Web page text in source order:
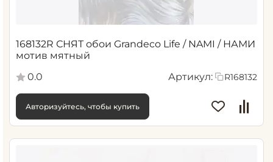
168132R СНЯТ обои Grandeco Life / NAMI / НАМИ
мотив мятный
0.0
Артикул: R168132
Авторизуйтесь, чтобы купить